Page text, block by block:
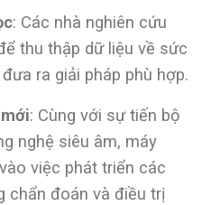
: Các nhà nghiên cứu
thu thập dữ liệu về sức
ra giải pháp phù hợp.
: Cùng với sự tiến bộ
nghệ siêu âm, máy
việc phát triển các
chẩn đoán và điều trị